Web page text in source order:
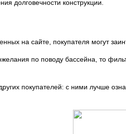
долговечности конструкции.
на сайте, покупателя могут
по поводу бассейна, то
покупателей: с ними лучше